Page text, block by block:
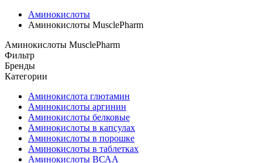
Аминокислоты
Аминокислоты MusclePharm
Аминокислоты MusclePharm
Фильтр
Бренды
Категории
Аминокислота глютамин
Аминокислоты аргинин
Аминокислоты белковые
Аминокислоты в капсулах
Аминокислоты в порошке
Аминокислоты в таблетках
Аминокислоты ВСАА